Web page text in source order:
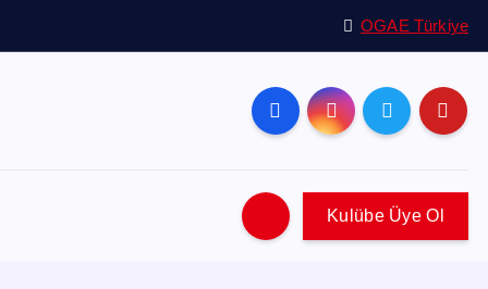
OGAE Türkiye
Kulübe Üye Ol